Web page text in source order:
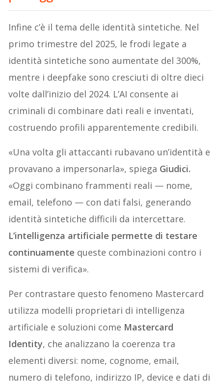
Infine c’è il tema delle identità sintetiche. Nel
primo trimestre del 2025, le frodi legate a
identità sintetiche sono aumentate del 300%,
mentre i deepfake sono cresciuti di oltre dieci
volte dall’inizio del 2024. L’AI consente ai
criminali di combinare dati reali e inventati,
costruendo profili apparentemente credibili.
«Una volta gli attaccanti rubavano un’identità e
provavano a impersonarla», spiega Giudici.
«Oggi combinano frammenti reali — nome,
email, telefono — con dati falsi, generando
identità sintetiche difficili da intercettare.
L’intelligenza artificiale permette di testare
continuamente queste combinazioni contro i
sistemi di verifica».
Per contrastare questo fenomeno Mastercard
utilizza modelli proprietari di intelligenza
artificiale e soluzioni come Mastercard
Identity, che analizzano la coerenza tra
elementi diversi: nome, cognome, email,
numero di telefono, indirizzo IP, device e dati di